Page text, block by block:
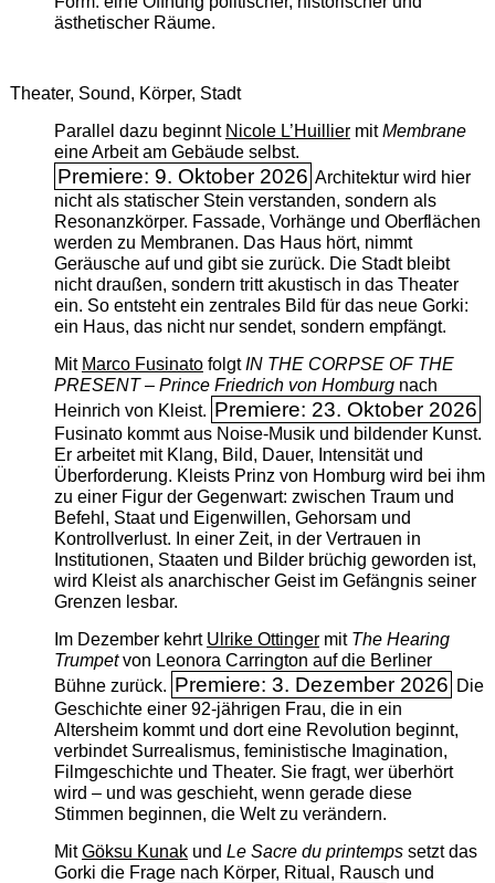
ästhetischer Räume.
Theater, Sound, Körper, Stadt
Parallel dazu beginnt Nicole L’Huilliermit ­Membrane
eine Arbeit am Gebäude selbst.
Premiere: 9. Oktober 2026 Architektur wird hier
nicht als statischer Stein verstanden, sondern als
Resonanzkörper. Fassade, Vorhänge und Oberflächen
werden zu Membranen. Das Haus hört, nimmt
Geräusche auf und gibt sie zurück. Die Stadt bleibt
nicht draußen, sondern tritt akustisch in das Theater
ein. So entsteht ein zentrales Bild für das neue Gorki:
ein Haus, das nicht nur sendet, sondern empfängt.
Mit Marco FusinatofolgtIN THE CORPSE OF THE
PRESENT – Prince Friedrich von Homburgnach
Heinrich von Kleist. Premiere: 23. Oktober 2026
Fusinato kommt aus Noise-Musik und bildender Kunst.
Er arbeitet mit Klang, Bild, Dauer, Intensität und
Überforderung. Kleists Prinz von Homburg wird bei ihm
zu einer Figur der Gegenwart: zwischen Traum und
Befehl, Staat und Eigenwillen, Gehorsam und
Kontrollverlust. In einer Zeit, in der Vertrauen in
Institutionen, Staaten und Bilder brüchig geworden ist,
wird Kleist als anarchischer Geist im Gefängnis seiner
Grenzen lesbar.
Im Dezember kehrt Ulrike Ottingermit The ­Hearing
Trumpetvon Leonora Carrington auf die Berliner
Bühne zurück. Premiere: 3. Dezember 2026 Die
Geschichte einer 92-jährigen Frau, die in ein
Altersheim kommt und dort eine Revolution beginnt,
verbindet Surrealismus, feministische Imagination,
Filmgeschichte und Theater. Sie fragt, wer überhört
wird – und was geschieht, wenn gerade diese
Stimmen beginnen, die Welt zu verändern.
MitGöksu Kunakund Le Sacre du printempssetzt das
Gorki die Frage nach Körper, Ritual, Rausch und